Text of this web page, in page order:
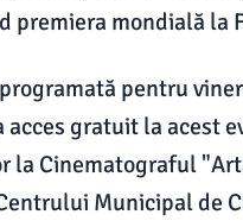
premiera mondială la
pentru
acces gratuit la
la Cinematograful
Municipal de